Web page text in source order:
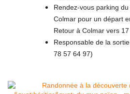
Rendez-vous parking
Colmar pour un départ
Retour à Colmar vers 17
Responsable de la
78 57 64 97)